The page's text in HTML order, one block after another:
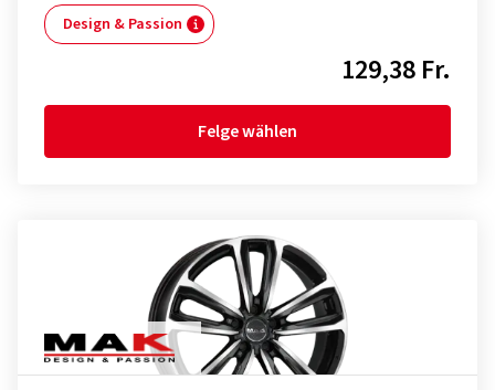
Design & Passion
129,38 Fr.
Felge wählen